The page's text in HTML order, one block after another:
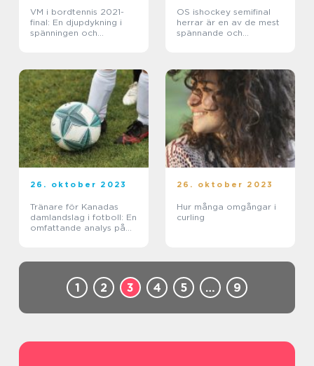
VM i bordtennis 2021-
final: En djupdykning i
spänningen och
OS ishockey semifinal
herrar är en av de mest
spännande och
26. oktober 2023
Tränare för Kanadas
damlandslag i fotboll: En
omfattande analys på
26. oktober 2023
Hur många omgångar i
curling
1 2 3 4 5 … 9